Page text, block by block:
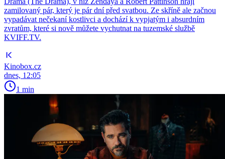
zamilovaný pár, který je pár dní před svatbou. Ze skříně ale začnou
vypadávat nečekaní kostlivci a dochází k vypjatým i absurdním
zvratům, které si nově můžete vychutnat na tuzemské službě
KVIFF.TV.
Kinobox.cz
dnes, 12:05
1 min